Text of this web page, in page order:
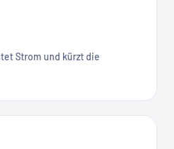
Strom und kürzt die